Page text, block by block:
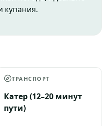
купания.
ТРАНСПОРТ
Катер (12–20 минут
пути)